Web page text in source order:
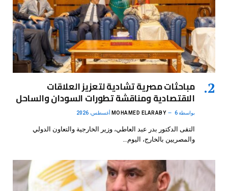
مباحثات مصرية تشادية لتعزيز العلاقات
الاقتصادية ومناقشة تطورات السودان والساحل
بواسطة MOHAMED ELARABY 6 أغسطس، 2026
التقى الدكتور بدر عبد العاطي، وزير الخارجية والتعاون الدولي
والمصريين بالخارج، اليوم…